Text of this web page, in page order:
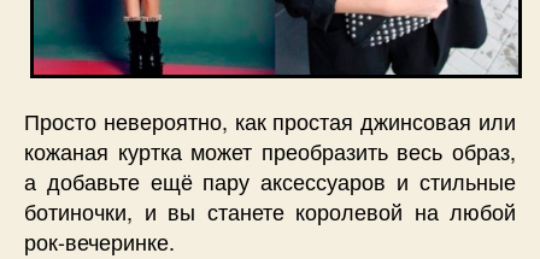
Просто невероятно, как простая джинсовая или
кожаная куртка может преобразить весь образ,
а добавьте ещё пару аксессуаров и стильные
ботиночки, и вы станете королевой на любой
рок-вечеринке.